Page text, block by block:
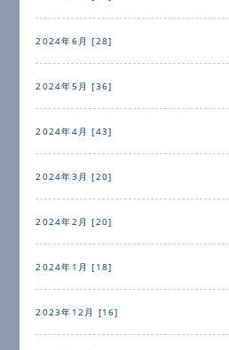
2024年6月 [28]
2024年5月 [36]
2024年4月 [43]
2024年3月 [20]
2024年2月 [20]
2024年1月 [18]
2023年12月 [16]